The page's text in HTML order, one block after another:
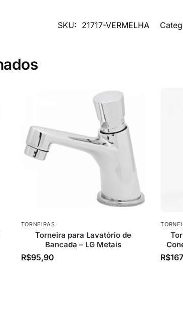
SKU: 21717-VERMELHA
TORNEIRAS
Torneira para Lavatório de
Bancada – LG Metais
R$95,90 R$